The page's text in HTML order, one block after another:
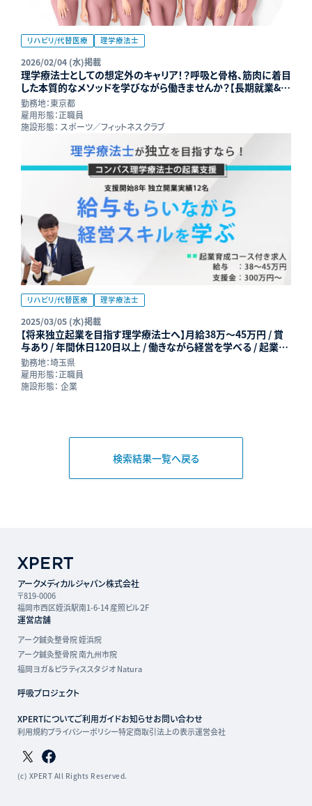
リハビリ/代替医療 理学療法士
2026/02/04 (水)掲載
理学療法士としての想定外のキャリア！？呼吸と骨格、筋肉に着目
した本質的なメソッドを学びながら働きませんか？【長期就業&年
収UP可能】
勤務地：東京都
雇用形態：正職員
施設形態： スポーツ／フィットネスクラブ
リハビリ/代替医療 理学療法士
2025/03/05 (水)掲載
【将来独立起業を目指す理学療法士へ】月給38万～45万円 / 賞
与あり / 年間休日120日以上 / 働きながら経営を学べる / 起業育
成コース採用枠 | リハプライム株式会社
勤務地：埼玉県
雇用形態：正職員
施設形態： 企業
検索結果一覧へ戻る
アークメディカルジャパン株式会社
〒819-0006
福岡市西区姪浜駅南1-6-14 産照ビル２F
運営店舗
アーク鍼灸整骨院 姪浜院
アーク鍼灸整骨院 南九州市院
福岡ヨガ＆ピラティススタジオ Natura
呼吸プロジェクト
XPERTについてご利用ガイドお知らせお問い合わせ
利用規約プライバシーポリシー特定商取引法上の表示運営会社
Twitterページ
Facebookページ
(c) XPERT All Rights Reserved.